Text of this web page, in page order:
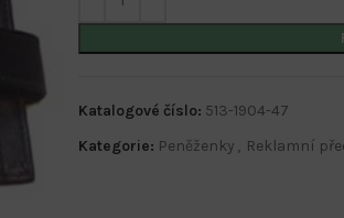
Katalogové číslo: 513-1904-47
Kategorie: Peněženky , Reklamní